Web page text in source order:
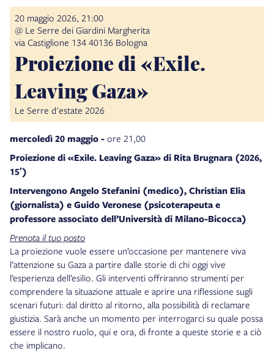
20 maggio 2026, 21:00
@ Le Serre dei Giardini Margherita
via Castiglione 134 40136 Bologna
Proiezione di «Exile.
Leaving Gaza»
Le Serre d'estate 2026
mercoledì 20 maggio - ore 21,00
Proiezione di «Exile. Leaving Gaza» di Rita Brugnara (2026,
15′)
Intervengono Angelo Stefanini (medico), Christian Elia
(giornalista) e Guido Veronese (psicoterapeuta e
professore associato dell’Università di Milano-Bicocca)
Prenota il tuo posto
La proiezione vuole essere un’occasione per mantenere viva
l’attenzione su Gaza a partire dalle storie di chi oggi vive
l’esperienza dell’esilio. Gli interventi offriranno strumenti per
comprendere la situazione attuale e aprire una riflessione sugli
scenari futuri: dal diritto al ritorno, alla possibilità di reclamare
giustizia. Sarà anche un momento per interrogarci su quale possa
essere il nostro ruolo, qui e ora, di fronte a queste storie e a ciò
che implicano.